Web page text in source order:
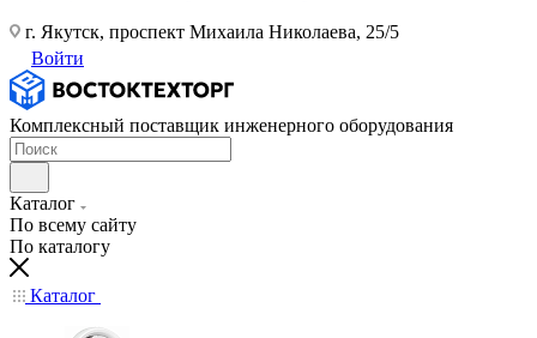
г. Якутск, проспект Михаила Николаева, 25/5
Войти
Комплексный поставщик инженерного оборудования
Каталог
По всему сайту
По каталогу
Каталог